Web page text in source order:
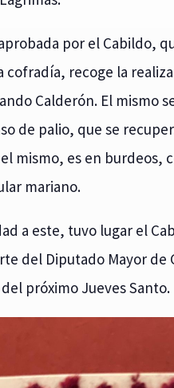
por el Cabildo,
cofradía, recoge la
Calderón. El mismo
de palio, que se
mismo, es en
mariano.
a este, tuvo lugar el
del Diputado Mayor de
próximo Jueves Santo.